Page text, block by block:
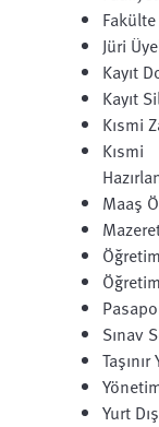
Jüri
Kayıt
Kayıt
Kısmi
Maaş
Sınav
Yurt